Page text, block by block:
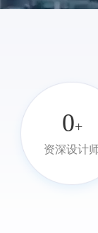
0+
资深设计